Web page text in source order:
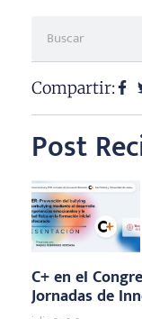
Compartir:
Post
C+ en eI
Jornadas de